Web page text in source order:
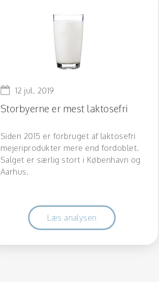
12 jul. 2019
Storbyerne er mest laktosefri
Siden 2015 er forbruget af laktosefri
mejeriprodukter mere end fordoblet.
Salget er særlig stort i København og
Aarhus.
Læs analysen